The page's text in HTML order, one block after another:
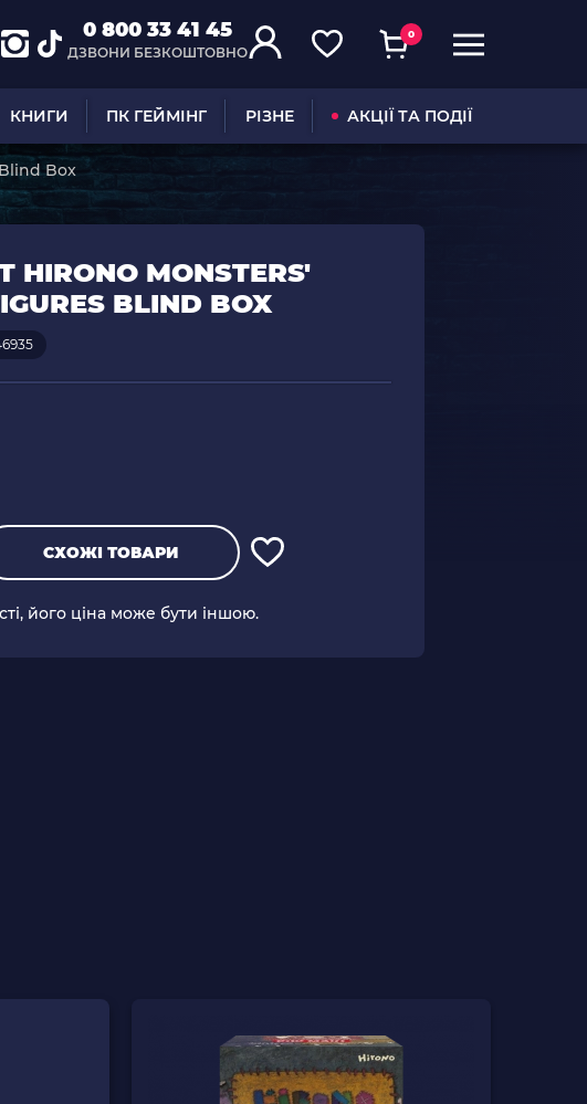
0 800 33 41 45
ДЗВОНИ БЕЗКОШТОВНО
0
КНИГИ ПК ГЕЙМІНГ РІЗНЕ АКЦІЇ ТА ПОДІЇ
Box
MONSTERS'
BLIND BOX
СХОЖІ ТОВАРИ
його ціна може бути іншою.